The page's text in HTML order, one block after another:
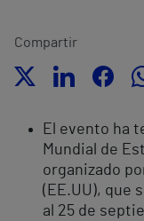
Compartir
El evento ha
Mundial de
organizado
(EE.UU), que
al 25 de